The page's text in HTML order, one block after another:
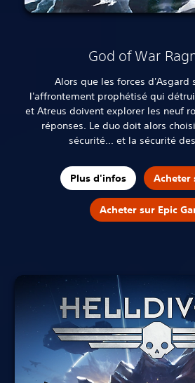
God of War
Alors que les forces d'Asgard
l'affrontement prophétisé qui
et Atreus doivent explorer les neuf
réponses. Le duo doit alors
sécurité... et la sécurité
Plus d'infos Acheter
Acheter sur Epic